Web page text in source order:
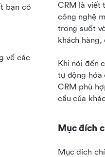
CRM là viết
công nghệ
trong suốt
khách
Khi nói đến
tự động hóa
CRM phù
cầu của
Mục đích
Mục đích
bạn có
về các